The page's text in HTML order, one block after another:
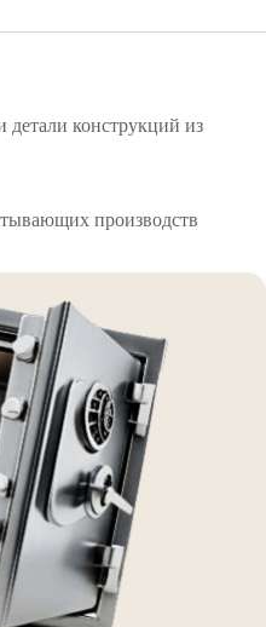
конструкций из
производств